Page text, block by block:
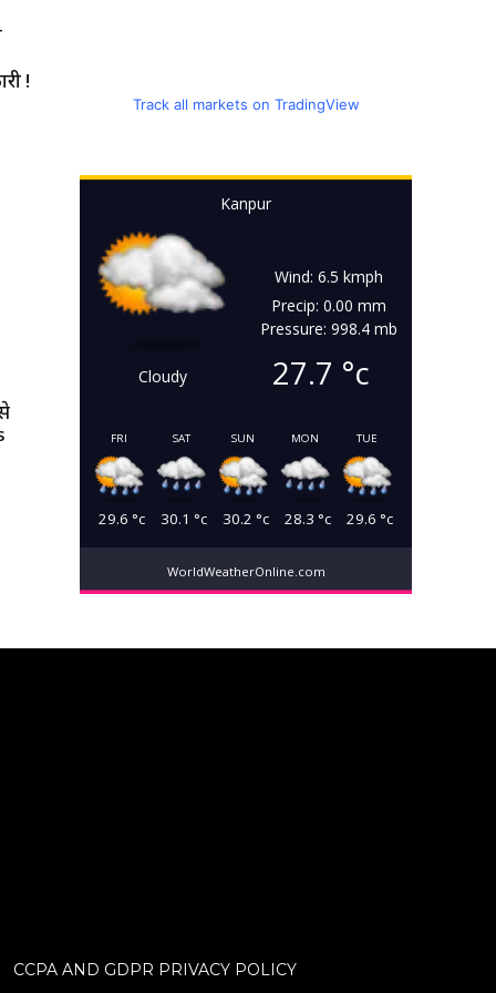
!
Track all markets on TradingView
Kanpur
Cloudy
Wind: 6.5 kmph
Precip: 0.00 mm
Pressure: 998.4 mb
27.7 °c
FRI
29.6 °c
SAT
30.1 °c
SUN
30.2 °c
MON
28.3 °c
TUE
29.6 °c
WorldWeatherOnline.com
CCPA AND GDPR PRIVACY POLICY